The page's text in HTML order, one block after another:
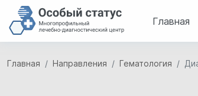
Главная
Главная Направления Гематология